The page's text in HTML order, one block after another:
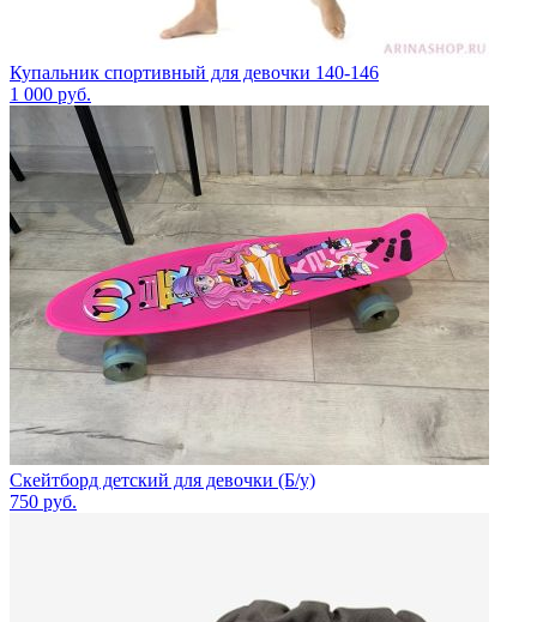
Купальник спортивный для девочки 140-146
1 000 руб.
Скейтборд детский для девочки (Б/у)
750 руб.